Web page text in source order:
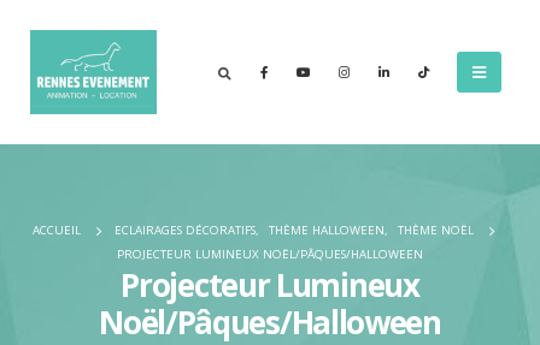
ACCUEIL ECLAIRAGES DÉCORATIFS, THÈME HALLOWEEN,
THÈME NOËL
PROJECTEUR LUMINEUX NOËL/PÂQUES/HALLOWEEN
Projecteur Lumineux
Noël/Pâques/Halloween